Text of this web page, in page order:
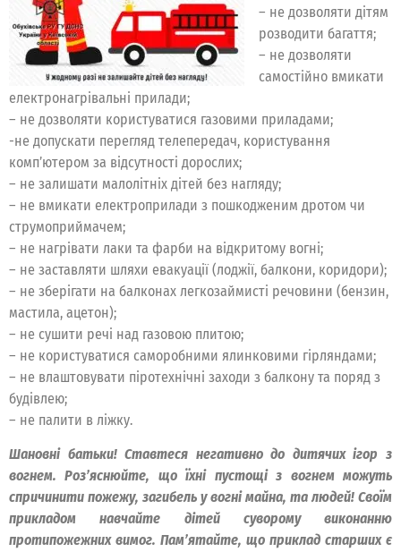
– не дозволяти дітям
розводити багаття;
– не дозволяти
самостійно вмикати
електронагрівальні прилади;
– не дозволяти користуватися газовими приладами;
-не допускати перегляд телепередач, користування
комп’ютером за відсутності дорослих;
– не залишати малолітніх дітей без нагляду;
– не вмикати електроприлади з пошкодженим дротом чи
струмоприймачем;
– не нагрівати лаки та фарби на відкритому вогні;
– не заставляти шляхи евакуації (лоджії, балкони, коридори);
– не зберігати на балконах легкозаймисті речовини (бензин,
мастила, ацетон);
– не сушити речі над газовою плитою;
– не користуватися саморобними ялинковими гірляндами;
– не влаштовувати піротехнічні заходи з балкону та поряд з
будівлею;
– не палити в ліжку.
Шановні батьки! Ставтеся негативно до дитячих ігор з
вогнем. Роз’яснюйте, що їхні пустощі з вогнем можуть
спричинити пожежу, загибель у вогні майна, та людей! Своїм
прикладом навчайте дітей суворому виконанню
протипожежних вимог. Пам’ятайте, що приклад старших є